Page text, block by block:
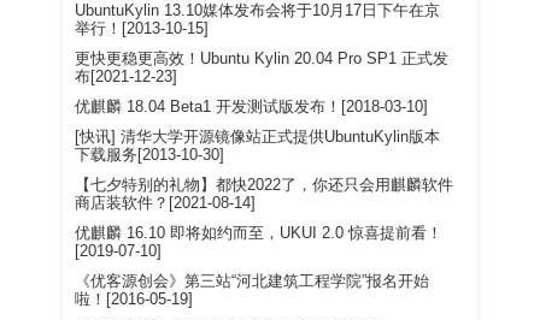
UbuntuKylin 13.10媒体发布会将于10月17日下午在京
举行！[2013-10-15]
更快更稳更高效！Ubuntu Kylin 20.04 Pro SP1 正式发
布[2021-12-23]
优麒麟 18.04 Beta1 开发测试版发布！[2018-03-10]
[快讯] 清华大学开源镜像站正式提供UbuntuKylin版本
下载服务[2013-10-30]
【七夕特别的礼物】都快2022了，你还只会用麒麟软件
商店装软件？[2021-08-14]
优麒麟 16.10 即将如约而至，UKUI 2.0 惊喜提前看！
[2019-07-10]
《优客源创会》第三站“河北建筑工程学院”报名开始
啦！[2016-05-19]